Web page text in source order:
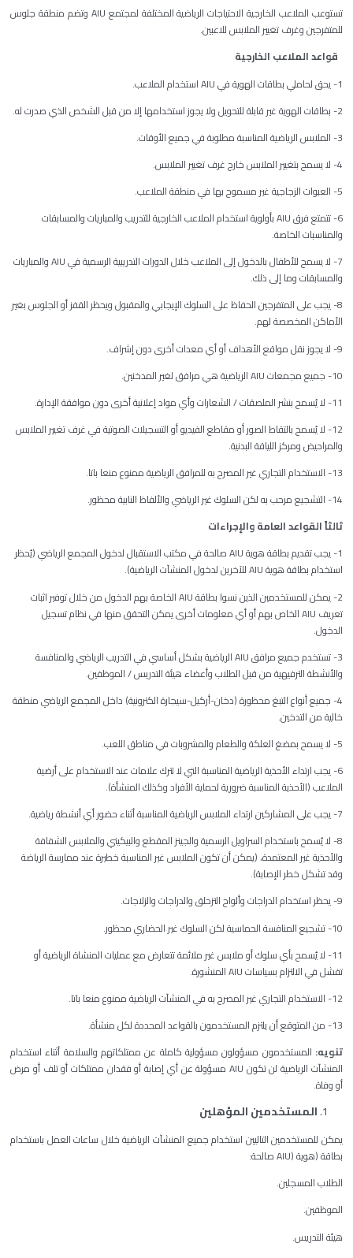
تستوعب الملاعب الخارجية الاحتياجات الرياضية المختلفة لمجتمع AIU وتضم منطقة جلوس
للمتفرجين وغرف تغيير الملابس للاعبين.
قواعد الملاعب الخارجية
1- يحق لحاملي بطاقات الهوية في AIU استخدام الملاعب.
2- بطاقات الهوية غير قابلة للتحويل ولا يجوز استخدامها إلا من قبل الشخص الذي صدرت له.
3- الملابس الرياضية المناسبة مطلوبة في جميع الأوقات.
4- لا يسمح بتغيير الملابس خارج غرف تغيير الملابس.
5- العبوات الزجاجية غير مسموح بها في منطقة الملاعب.
6- تتمتع فرق AIU بأولوية استخدام الملاعب الخارجية للتدريب والمباريات والمسابقات
والمناسبات الخاصة.
7- لا يسمح للأطفال بالدخول إلى الملاعب خلال الدورات التدريبية الرسمية في AIU والمباريات
والمسابقات وما إلى ذلك.
8- يجب على المتفرجين الحفاظ على السلوك الإيجابي والمقبول ويحظر القفز أو الجلوس بغير
الأماكن المخصصة لهم.
9- لا يجوز نقل مواقع الأهداف أو أي معدات أخرى دون إشراف.
10- جميع مجمعات AIU الرياضية هي مرافق لغير المدخنين.
11- لا يُسمح بنشر الملصقات / الشعارات وأي مواد إعلانية أخرى دون موافقة الإدارة.
12- لا يُسمح بالتقاط الصور أو مقاطع الفيديو أو التسجيلات الصوتية في غرف تغيير الملابس
والمراحيض ومركز اللياقة البدنية.
13- الاستخدام التجاري غير المصرح به للمرافق الرياضية ممنوع منعا باتا.
14- التشجيع مرحب به لكن السلوك غير الرياضي والألفاظ النابية محظور.
ثالثاً القواعد العامة والإجراءات
1- يجب تقديم بطاقة هوية AIU صالحة في مكتب الاستقبال لدخول المجمع الرياضي (يُحظر
استخدام بطاقة هوية AIU للآخرين لدخول المنشآت الرياضية).
2- يمكن للمستخدمين الذين نسوا بطاقة AIU الخاصة بهم الدخول من خلال توفير اثبات
تعريف AIU الخاص بهم أو أي معلومات أخرى يمكن التحقق منها في نظام تسجيل
الدخول.
3- تستخدم جميع مرافق AIU الرياضية بشكل أساسي في التدريب الرياضي والمنافسة
والأنشطة الترفيهية من قبل الطلاب وأعضاء هيئة التدريس / الموظفين.
4- جميع أنواع التبغ محظورة (دخان-أركيل-سيجارة الكترونية) داخل المجمع الرياضي منطقة
خالية من التدخين.
5- لا يسمح بمضغ العلكة والطعام والمشروبات في مناطق اللعب.
6- يجب ارتداء الأحذية الرياضية المناسبة التي لا تترك علامات عند الاستخدام على أرضية
الملاعب (الأحذية المناسبة ضرورية لحماية الأفراد وكذلك المنشأة).
7- يجب على المشاركين ارتداء الملابس الرياضية المناسبة أثناء حضور أي أنشطة رياضية.
8- لا يُسمح باستخدام السراويل الرسمية والجينز المقطع والبيكيني والملابس الشفافة
والأحذية غير المعتمدة، (يمكن أن تكون الملابس غير المناسبة خطيرة عند ممارسة الرياضة
وقد تشكل خطر الإصابة).
9- يحظر استخدام الدراجات وألواح التزحلق والدراجات والزلاجات.
10- تشجيع المنافسة الحماسية لكن السلوك غير الحضاري محظور.
11- لا يُسمح بأي سلوك أو ملابس غير ملائمة تتعارض مع عمليات المنشاة الرياضية أو
تفشل في الالتزام بسياسات AIU المنشورة.
12- الاستخدام التجاري غير المصرح به في المنشآت الرياضية ممنوع منعا باتا.
13- من المتوقع أن يلتزم المستخدمون بالقواعد المحددة لكل منشأة.
تنويه: المستخدمون مسؤولون مسؤولية كاملة عن ممتلكاتهم والسلامة أثناء استخدام
المنشآت الرياضية لن تكون AIU مسؤولة عن أي إصابة أو فقدان ممتلكات أو تلف أو مرض
أو وفاة.
المستخدمين المؤهلين
يمكن للمستخدمين التاليين استخدام جميع المنشآت الرياضية خلال ساعات العمل باستخدام
بطاقة (هوية (AIU صالحة:
الطلاب المسجلين.
الموظفين.
هيئة التدريس.